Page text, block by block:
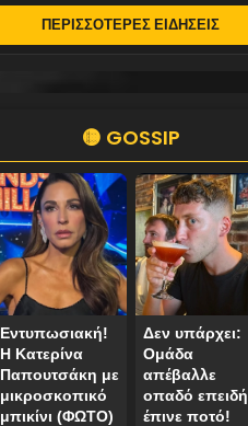
ΠΕΡΙΣΣΟΤΕΡΕΣ ΕΙΔΗΣΕΙΣ
🟡 GOSSIP
Εντυπωσιακή!
Η Κατερίνα
Παπουτσάκη με
μικροσκοπικό
μπικίνι (ΦΩΤΟ)
Δεν υπάρχει:
Ομάδα
απέβαλλε
οπαδό επειδή
έπινε ποτό!